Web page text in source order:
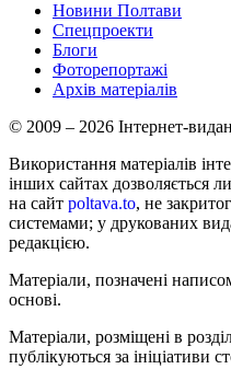
Новини Полтави
Спецпроекти
Блоги
Фоторепортажі
Архів матеріалів
© 2009 – 2026 Інтернет-
Використання матеріалів
інших сайтах дозволяється
на сайт poltava.to, не
системами; у друкованих
редакцією.
Матеріали, позначені
основі.
Матеріали, розміщені в
публікуються за ініціативи